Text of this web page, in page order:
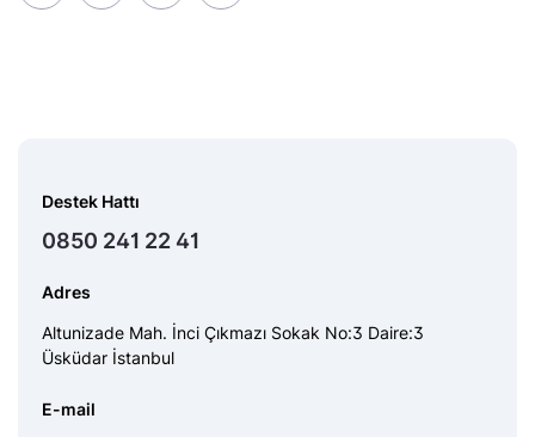
Destek Hattı
0850 241 22 41
Adres
Altunizade Mah. İnci Çıkmazı Sokak No:3 Daire:3
Üsküdar İstanbul
E-mail